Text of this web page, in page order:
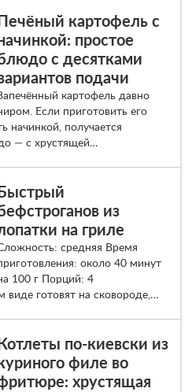
Печёный картофель с
простое
с десятками
подачи
картофель давно
Если приготовить его
начинкой, получается
— с хрустящей…
Быстрый
из
на гриле
средняя Время
около 40 минут
100 г Порций: 4
виде готовят на сковороде,…
Котлеты по-киевски из
филе во
хрустящая